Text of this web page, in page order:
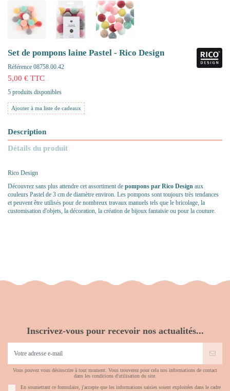
Set de pompons laine Pastel - Rico Design
Référence 08758.00.42
5,00 € TTC
5 produits disponibles
Ajouter à ma liste de cadeaux
Description
Détails du produit
Rico Design
Découvrez sans plus attendre cet assortiment de pompons par Rico Design aux
couleurs Pastel de 3 cm de diamètre environ. Les pompons sont toujours très tendances
et peuvent être utilisés pour de nombreux travaux manuels tels que le bricolage, la
customisation d'objets, la décoration, la création de bijoux fantaisie ou pour la couture.
Inscrivez-vous pour recevoir nos actualités...
Vous pouvez vous désinscrire à tout moment. Vous trouverez pour cela nos informations de contact
dans les conditions d'utilisation du site.
En soumettant ce formulaire, j'accepte que les informations saisies soient exploitées dans le cadre